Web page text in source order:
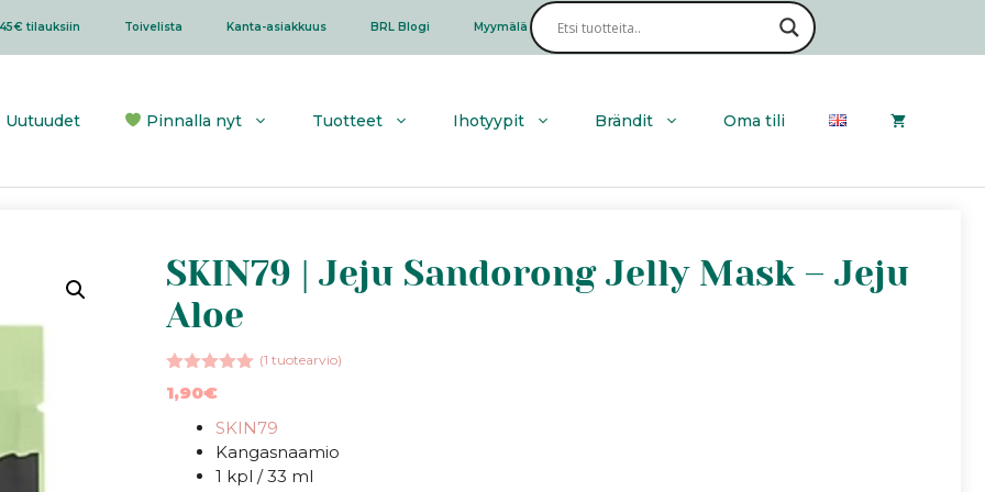
tilauksiin Toivelista Kanta-asiakkuus BRL Blogi Myymälä Haku
Uutuudet Pinnalla nyt Tuotteet Ihotyypit Brändit Oma tili
SKIN79 | Jeju Sandorong Jelly Mask – Jeju
Aloe
5.005:stä
(1 tuotearvio)
1,90€
SKIN79
Kangasnaamio
1 kpl / 33 ml